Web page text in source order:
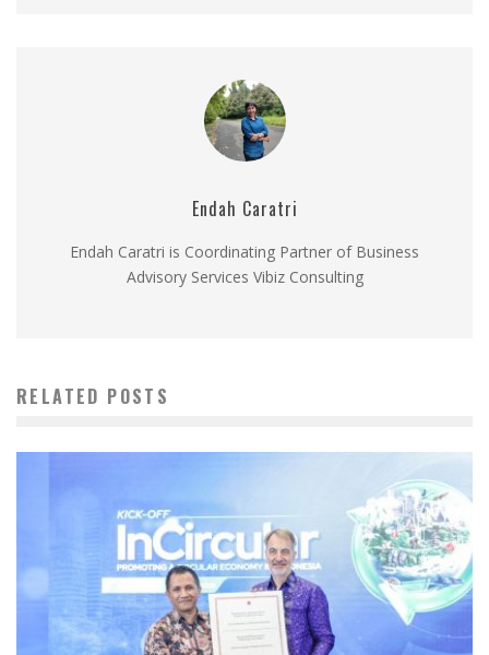
Endah Caratri
Endah Caratri is Coordinating Partner of Business
Advisory Services Vibiz Consulting
RELATED POSTS